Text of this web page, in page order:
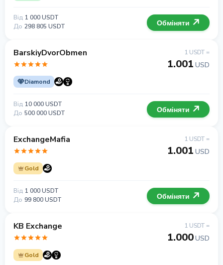
Від 1 000 USDT
До 298 805 USDT Обміняти
BarskiyDvorObmen
Diamond
1 USDT =
1.001 USD
Від 10 000 USDT
До 500 000 USDT Обміняти
ExchangeMafia
Gold
1 USDT =
1.001 USD
Від 1 000 USDT
До 99 800 USDT Обміняти
KB Exchange
Gold
1 USDT =
1.000USD